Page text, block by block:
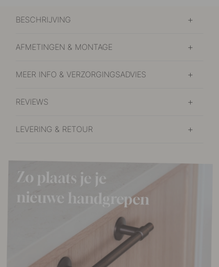
Vernikkeld/Zwart Leer Op voorraad
BESCHRIJVING
AFMETINGEN & MONTAGE
MEER INFO & VERZORGINGSADVIES
REVIEWS
LEVERING & RETOUR